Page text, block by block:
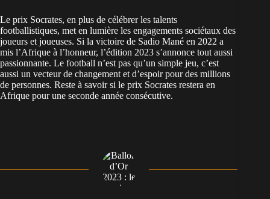
Le prix Socrates, en plus de célébrer les talents
footballistiques, met en lumière les engagements sociétaux des
joueurs et joueuses. Si la victoire de Sadio Mané en 2022 a
mis l’Afrique à l’honneur, l’édition 2023 s’annonce tout aussi
passionnante. Le football n’est pas qu’un simple jeu, c’est
aussi un vecteur de changement et d’espoir pour des millions
de personnes. Reste à savoir si le prix Socrates restera en
Afrique pour une seconde année consécutive.